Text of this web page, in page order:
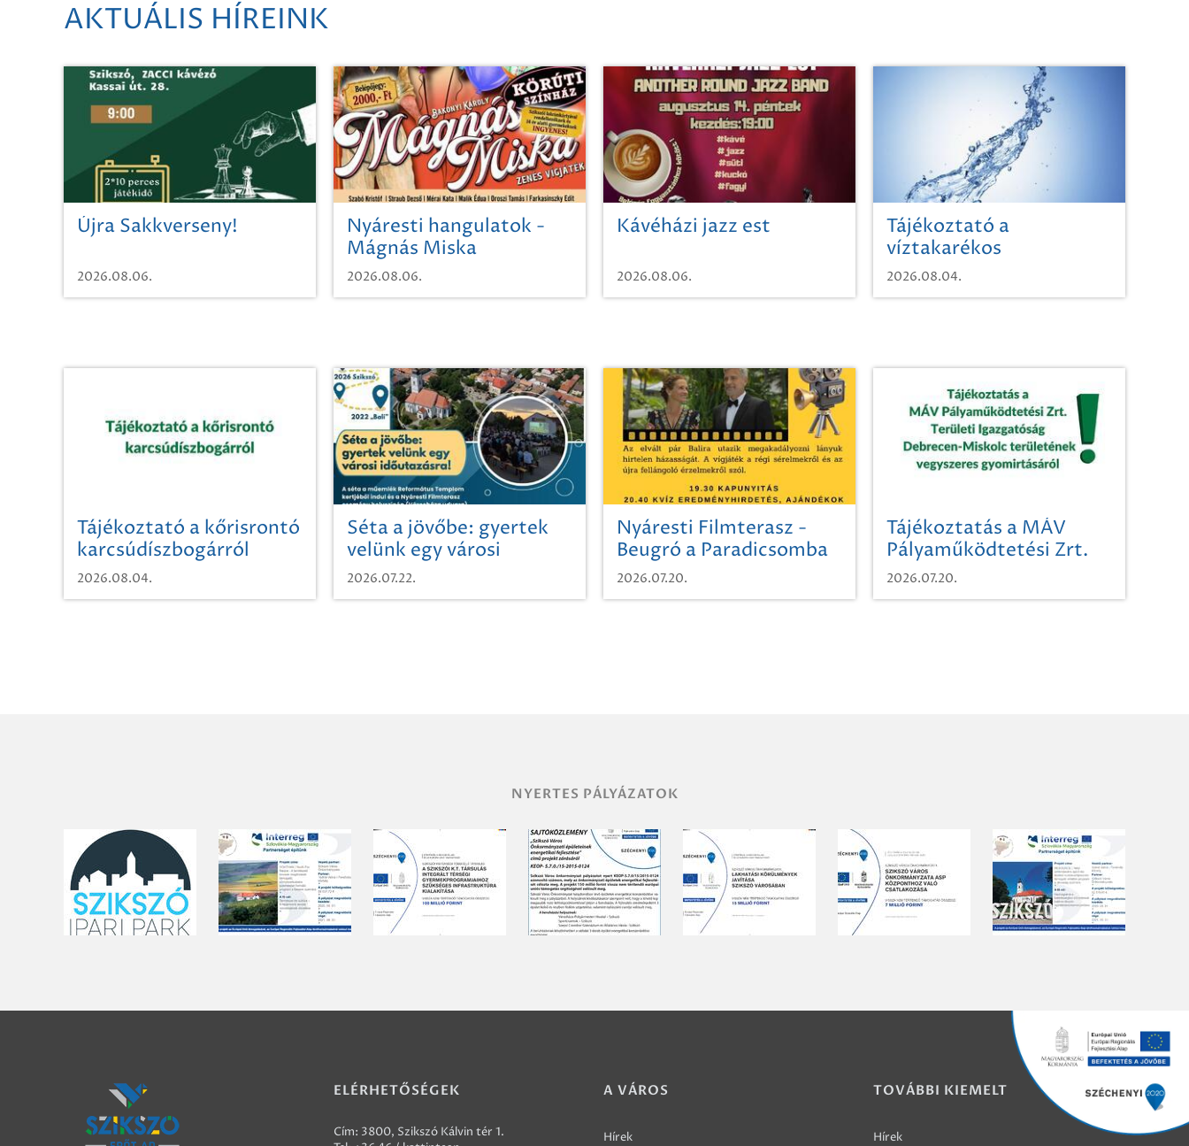
AKTUÁLIS HÍREINK
Újra Sakkverseny!
2026.08.06.
Nyáresti hangulatok -
Mágnás Miska
2026.08.06.
Kávéházi jazz est
2026.08.06.
Tájékoztató a
víztakarékos
vízhasználatról
2026.08.04.
Tájékoztató a kőrisrontó
karcsúdíszbogárról
2026.08.04.
Séta a jövőbe: gyertek
velünk egy városi
időutazásra!
2026.07.22.
Nyáresti Filmterasz -
Beugró a Paradicsomba
2026.07.20.
Tájékoztatás a MÁV
Pályaműködtetési Zrt.
Területi Igazgatóság
Debrecen-Miskolc
2026.07.20.
NYERTES PÁLYÁZATOK
ELÉRHETŐSÉGEK
Cím: 3800, Szikszó Kálvin tér 1.
A VÁROS
Hírek
TOVÁBBI KIEMELT
Hírek